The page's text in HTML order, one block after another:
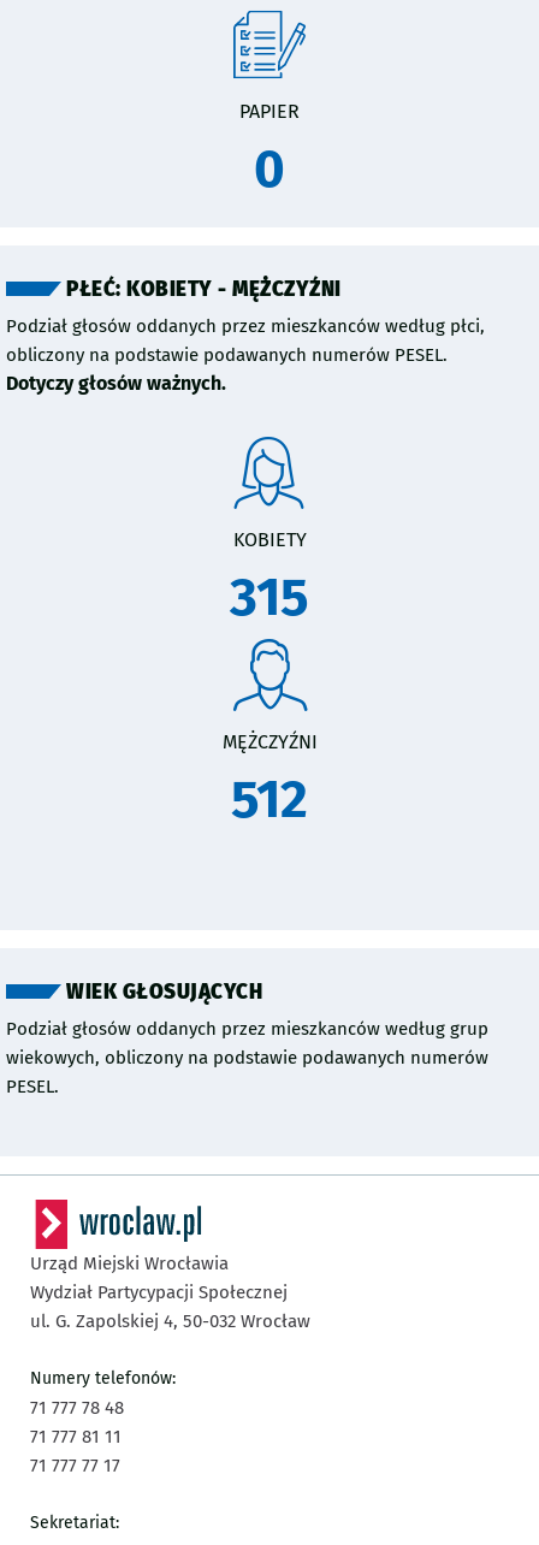
PAPIER
0
PŁEĆ: KOBIETY - MĘŻCZYŹNI
Podział głosów oddanych przez mieszkanców według płci,
obliczony na podstawie podawanych numerów PESEL.
Dotyczy głosów ważnych.
KOBIETY
315
MĘŻCZYŹNI
512
WIEK GŁOSUJĄCYCH
Podział głosów oddanych przez mieszkanców według grup
wiekowych, obliczony na podstawie podawanych numerów
PESEL.
Urząd Miejski Wrocławia
Wydział Partycypacji Społecznej
ul. G. Zapolskiej 4, 50-032 Wrocław
Numery telefonów:
71 777 78 48
71 777 81 11
71 777 77 17
Sekretariat: